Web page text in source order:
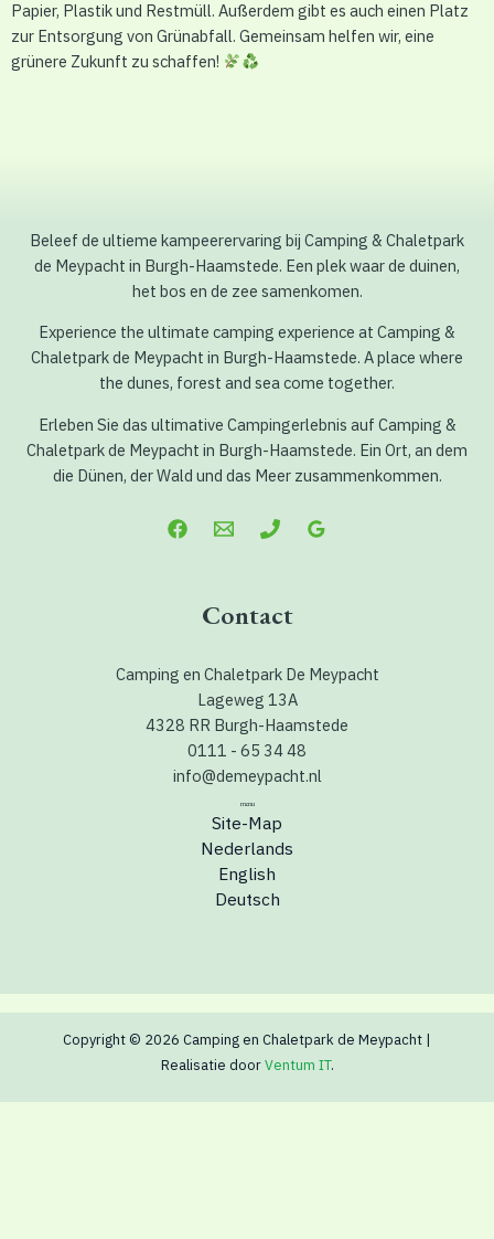
Papier, Plastik und Restmüll. Außerdem gibt es auch einen Platz
zur Entsorgung von Grünabfall. Gemeinsam helfen wir, eine
grünere Zukunft zu schaffen!
Beleef de ultieme kampeerervaring bij Camping & Chaletpark
de Meypacht in Burgh-Haamstede. Een plek waar de duinen,
het bos en de zee samenkomen.
Experience the ultimate camping experience at Camping &
Chaletpark de Meypacht in Burgh-Haamstede. A place where
the dunes, forest and sea come together.
Erleben Sie das ultimative Campingerlebnis auf Camping &
Chaletpark de Meypacht in Burgh-Haamstede. Ein Ort, an dem
die Dünen, der Wald und das Meer zusammenkommen.
Contact
Camping en Chaletpark De Meypacht
Lageweg 13A
4328 RR Burgh-Haamstede
0111 - 65 34 48
info@demeypacht.nl
menu
Site-Map
Nederlands
English
Deutsch
Copyright © 2026 Camping en Chaletpark de Meypacht |
Realisatie doorVentum IT.